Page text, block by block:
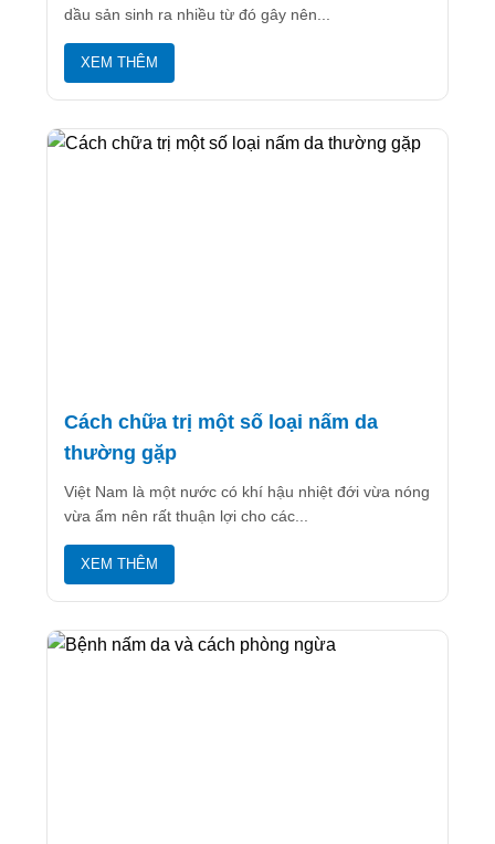
dầu sản sinh ra nhiều từ đó gây nên...
XEM THÊM
Cách chữa trị một số loại nấm da
thường gặp
Việt Nam là một nước có khí hậu nhiệt đới vừa nóng
vừa ẩm nên rất thuận lợi cho các...
XEM THÊM